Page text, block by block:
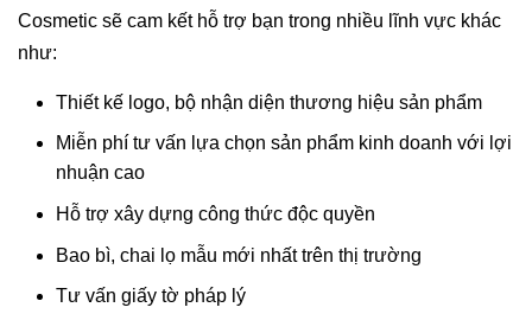
Cosmetic sẽ cam kết hỗ trợ bạn trong nhiều lĩnh vực khác
như:
Thiết kế logo, bộ nhận diện thương hiệu sản phẩm
Miễn phí tư vấn lựa chọn sản phẩm kinh doanh với lợi
nhuận cao
Hỗ trợ xây dựng công thức độc quyền
Bao bì, chai lọ mẫu mới nhất trên thị trường
Tư vấn giấy tờ pháp lý